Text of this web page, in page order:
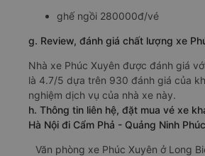
ghế ngồi 280000đ/vé
g. Review, đánh giá chất lượng xe
Nhà xe Phúc Xuyên được đánh giá
là 4.7/5 dựa trên 930 đánh giá của
nghiệm dịch vụ của nhà xe này.
h. Thông tin liên hệ, đặt mua vé xe
Hà Nội đi Cẩm Phả - Quảng Ninh
Văn phòng xe Phúc Xuyên ở Long